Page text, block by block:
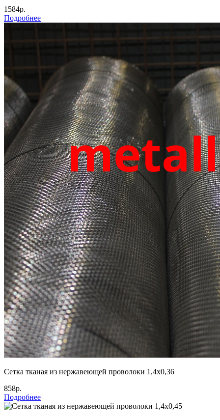
1584р.
Подробнее
Сетка тканая из нержавеющей проволоки 1,4х0,36
858р.
Подробнее